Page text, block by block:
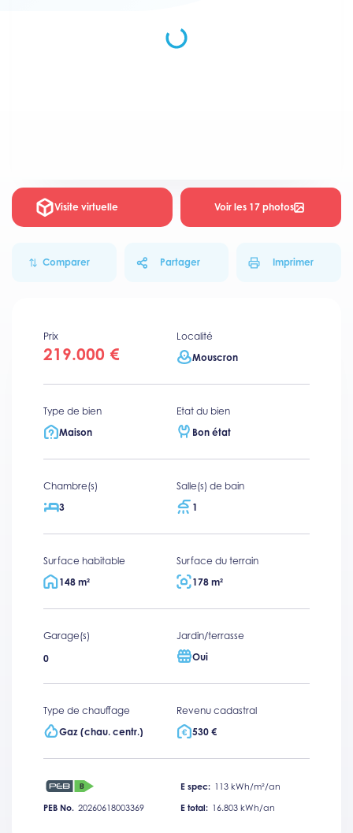
Visite virtuelle Voir les 17 photos
Comparer Partager Imprimer
Prix
219.000 €
Localité
Mouscron
Type de bien
Maison
Etat du bien
Bon état
Chambre(s)
3
Salle(s) de bain
1
Surface habitable
148 m²
Surface du terrain
178 m²
Garage(s)
0
Jardin/terrasse
Oui
Type de chauffage
Gaz (chau. centr.)
Revenu cadastral
530 €
E spec: 113 kWh/m²/an
PEB No. 20260618003369 E total: 16.803 kWh/an